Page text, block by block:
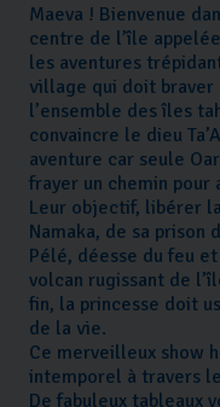
Maeva ! Bienvenue
centre de l’île
les aventures
village qui doit braver
l’ensemble des îles
convaincre le dieu
aventure car seule
frayer un chemin
Leur objectif, libérer
Namaka, de sa
Pélé, déesse du feu
volcan rugissant de
fin, la princesse doit
de la vie.
Ce merveilleux show
intemporel à travers
De fabuleux tableaux